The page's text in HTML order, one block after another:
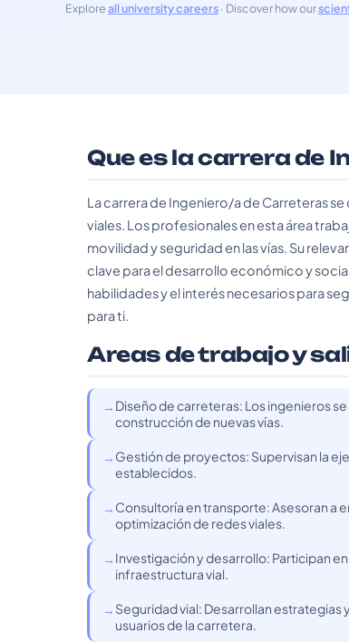
Exploreall university careers· Discover how our
Que es la carrera de
La carrera de Ingeniero/a de Carreteras
viales. Los profesionales en esta área
movilidad y seguridad en las vías. Su
clave para el desarrollo económico y
habilidades y el interés necesarios para
para ti.
Areas de trabajo y
Diseño de carreteras: Los ingenieros
construcción de nuevas vías.
Gestión de proyectos: Supervisan la
establecidos.
Consultoría en transporte: Asesoran a
optimización de redes viales.
Investigación y desarrollo: Participan
infraestructura vial.
Seguridad vial: Desarrollan estrategias
usuarios de la carretera.